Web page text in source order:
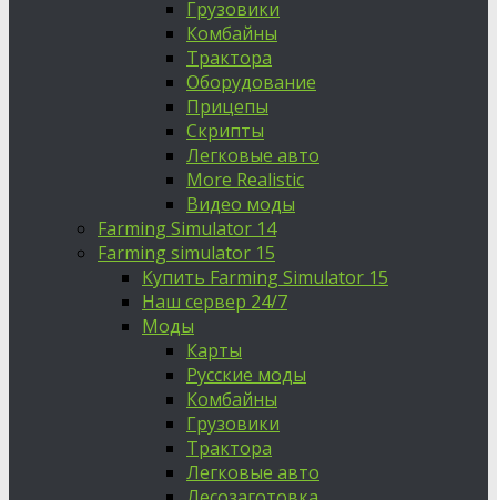
Грузовики
Комбайны
Трактора
Оборудование
Прицепы
Скрипты
Легковые авто
More Realistic
Видео моды
Farming Simulator 14
Farming simulator 15
Купить Farming Simulator 15
Наш сервер 24/7
Моды
Карты
Русские моды
Комбайны
Грузовики
Трактора
Легковые авто